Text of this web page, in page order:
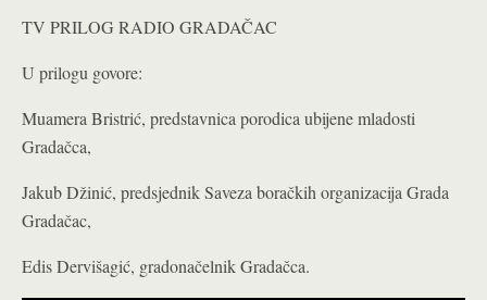
TV PRILOG RADIO GRADAČAC
U prilogu govore:
Muamera Bristrić, predstavnica porodica ubijene mladosti
Gradačca,
Jakub Džinić, predsjednik Saveza boračkih organizacija Grada
Gradačac,
Edis Dervišagić, gradonačelnik Gradačca.